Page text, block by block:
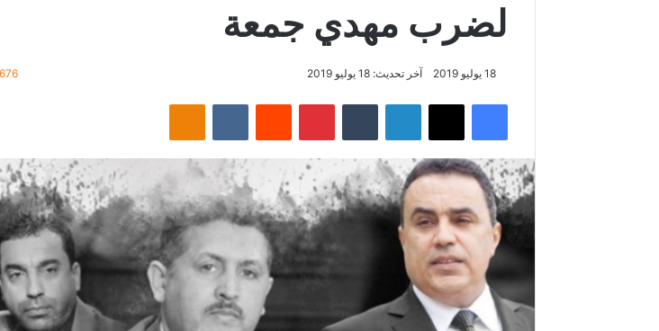
لضرب مهدي جمعة
18 يوليو 2019 آخر تحديث: 18 يوليو 2019 676
فيسبوك لينكدإن بينتيريست